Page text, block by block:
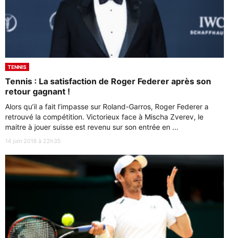
TENNIS
Tennis : La satisfaction de Roger Federer après son
retour gagnant !
Alors qu’il a fait l’impasse sur Roland-Garros, Roger Federer a
retrouvé la compétition. Victorieux face à Mischa Zverev, le
maitre à jouer suisse est revenu sur son entrée en ...
14 juin 2018 à 22h35